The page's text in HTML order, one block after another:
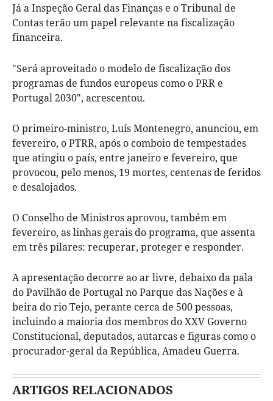
Já a Inspeção Geral das Finanças e o Tribunal de
Contas terão um papel relevante na fiscalização
financeira.
"Será aproveitado o modelo de fiscalização dos
programas de fundos europeus como o PRR e
Portugal 2030", acrescentou.
O primeiro-ministro, Luís Montenegro, anunciou, em
fevereiro, o PTRR, após o comboio de tempestades
que atingiu o país, entre janeiro e fevereiro, que
provocou, pelo menos, 19 mortes, centenas de feridos
e desalojados.
O Conselho de Ministros aprovou, também em
fevereiro, as linhas gerais do programa, que assenta
em três pilares: recuperar, proteger e responder.
A apresentação decorre ao ar livre, debaixo da pala
do Pavilhão de Portugal no Parque das Nações e à
beira do rio Tejo, perante cerca de 500 pessoas,
incluindo a maioria dos membros do XXV Governo
Constitucional, deputados, autarcas e figuras como o
procurador-geral da República, Amadeu Guerra.
ARTIGOS RELACIONADOS